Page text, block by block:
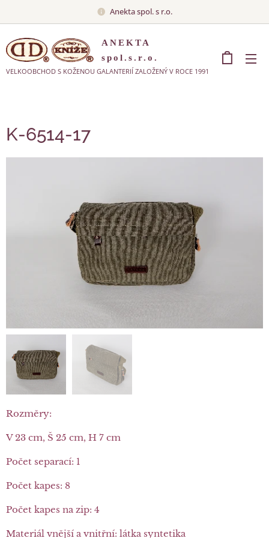
Anekta spol. s r.o.
ANEKTA
spol.s.r.o.
VELKOOBCHOD S KOŽENOU GALANTERIÍ ZALOŽENÝ V ROCE 1991
K-6514-17
Rozměry:
V 23 cm, Š 25 cm, H 7 cm
Počet separací: 1
Počet kapes: 8
Počet kapes na zip: 4
Materiál vnější a vnitřní: látka syntetika